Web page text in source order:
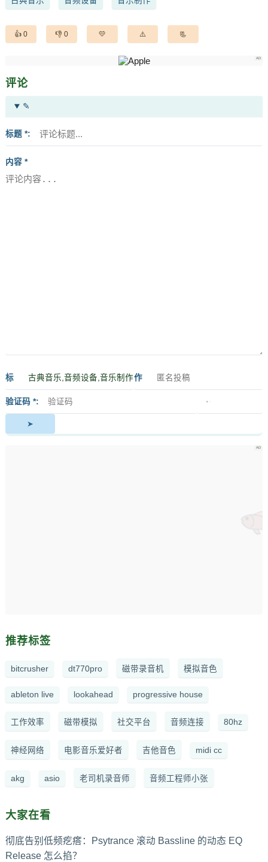
0 0
评论
✎
标题 *
内容 *
标
签
作
验证码 *
推荐标签
bitcrusher dt770pro 磁带录音机 模拟音色
ableton live lookahead progressive house
工作效率 磁带模拟 社交平台 音频连接 80hz
神经网络 电影音乐爱好者 吉他音色 midi cc
akg asio 老司机录音师 音频工程师小张
大家在看
彻底告别低频疙瘩：Psytrance 滚动 Bassline 的动态 EQ
Release 怎么掐？